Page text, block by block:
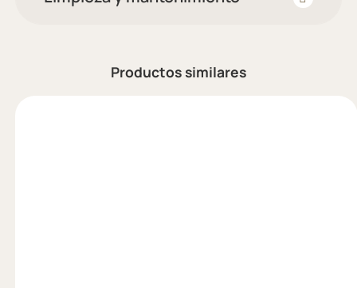
Productos similares